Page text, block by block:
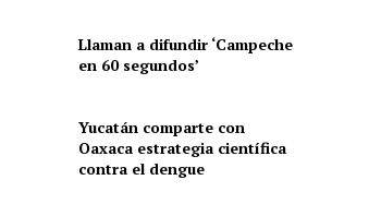
Llaman a difundir ‘Campeche
en 60 segundos’
Yucatán comparte con
Oaxaca estrategia científica
contra el dengue